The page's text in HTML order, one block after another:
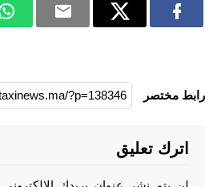
رابط مختصر
اترك تعليق